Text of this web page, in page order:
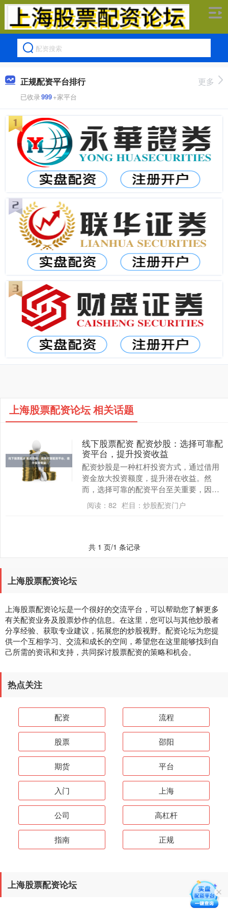
正规配资平台排行
已收录999+家平台
更多
上海股票配资论坛 相关话题
线下股票配资 配资炒股：选择可靠配
资平台，提升投资收益
配资炒股是一种杠杆投资方式，通过借用
资金放大投资额度，提升潜在收益。然
而，选择可靠的配资平台至关重要，因为
它直接影响投资者的资金安全和收益率。
2. 查看公司口....
阅读： 82 栏目： 炒股配资门户
共 1 页/1 条记录
上海股票配资论坛
上海股票配资论坛是一个很好的交流平台，可以帮助您了解更多
有关配资业务及股票炒作的信息。在这里，您可以与其他炒股者
分享经验、获取专业建议，拓展您的炒股视野。配资论坛为您提
供一个互相学习、交流和成长的空间，希望您在这里能够找到自
己所需的资讯和支持，共同探讨股票配资的策略和机会。
热点关注
配资 流程
股票 邵阳
期货 平台
入门 上海
公司 高杠杆
指南 正规
上海股票配资论坛